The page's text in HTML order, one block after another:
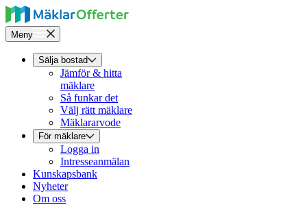
Meny
Sälja bostad
Jämför & hitta
mäklare
Så funkar det
Välj rätt mäklare
Mäklararvode
För mäklare
Logga in
Intresseanmälan
Kunskapsbank
Nyheter
Om oss